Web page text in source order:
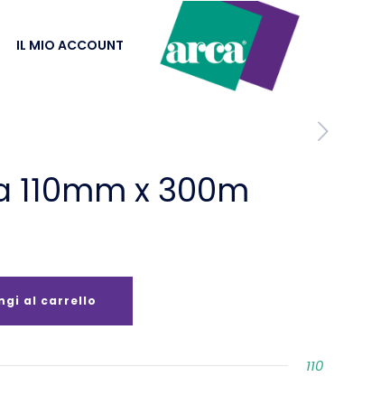
IL MIO ACCOUNT
110mm x 300m
al carrello
110